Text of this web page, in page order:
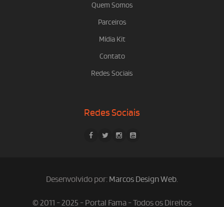
Quem Somos
Parceiros
Mídia Kit
Contato
Redes Sociais
Redes Sociais
Desenvolvido por: Marcos Design Web.
© 2011 - 2025 - Portal Fama - Todos os Direitos